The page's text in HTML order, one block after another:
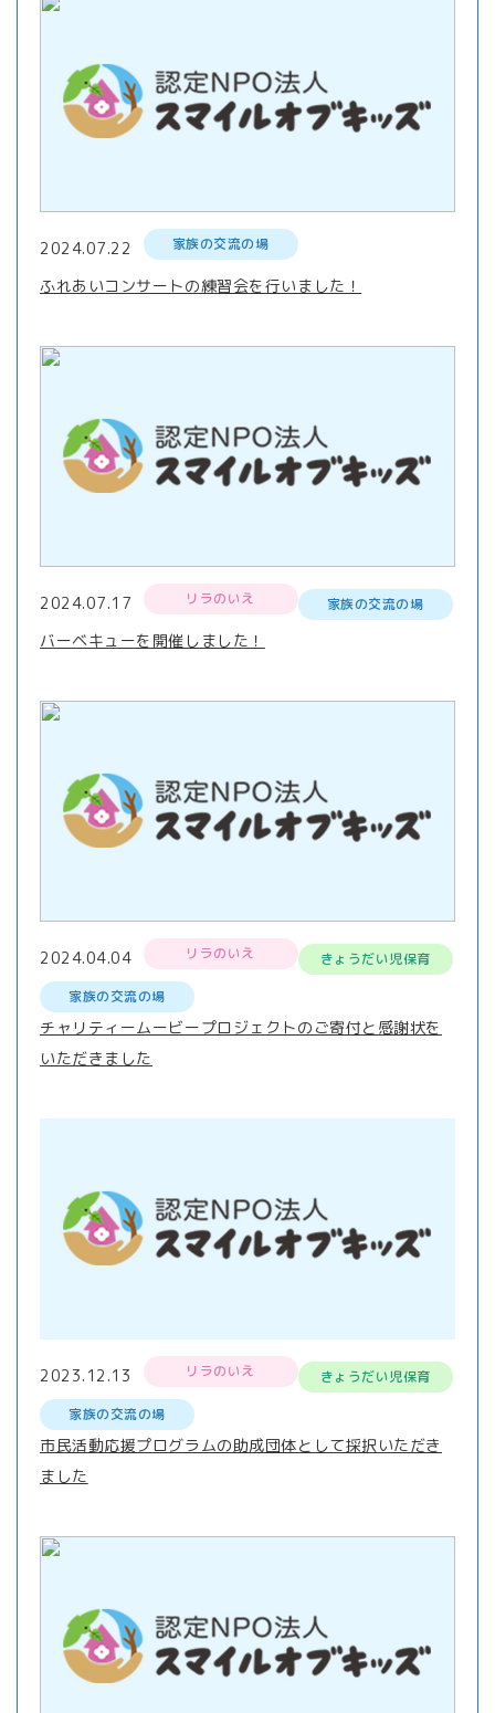
2024.07.22 家族の交流の場
ふれあいコンサートの練習会を行いました！
2024.07.17 リラのいえ 家族の交流の場
バーベキューを開催しました！
2024.04.04 リラのいえ
きょうだい児保育
家族の交流の場
チャリティームービープロジェクトのご寄付と感謝状を
いただきました
2023.12.13 リラのいえ
きょうだい児保育
家族の交流の場
市民活動応援プログラムの助成団体として採択いただき
ました